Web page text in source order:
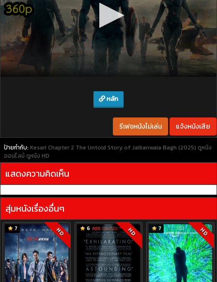
หลัก
รีเฟชหนังไม่เล่น แจ้งหนังเสีย
ป้ายกำกับ: Kesari Chapter 2 The Untold Story of Jallianwala Bagh (2025) ดูหนัง
ออนไลน์ ดูหนัง HD
แสดงความคิดเห็น
สุ่มหนังเรื่องอื่นๆ
7 HD 6 HD 7 HD